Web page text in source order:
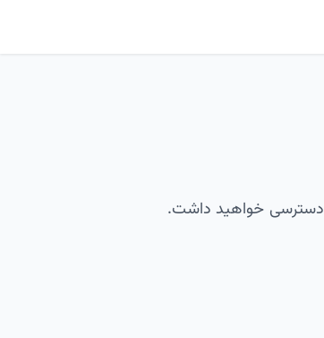
دسترسی خواهید داشت.